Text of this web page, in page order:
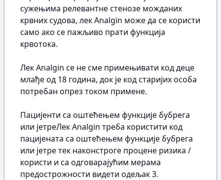
сужењима релевантне стенозе можданих
крвних судова, лек Analgin може да се користи
само ако се пажљиво прати функција
крвотока.
Лек Analgin се не сме примењивати код деце
млађе од 18 година, док је код старијих особа
потребан опрез током примене.
Пацијенти са оштећењем функције бубрега
или јетреЛек Analgin треба користити код
пацијената са оштећењем функције бубрега
или јетре тек наконстроге процене ризика /
користи и са одговарајућим мерама
предострожности видети одељак 3.